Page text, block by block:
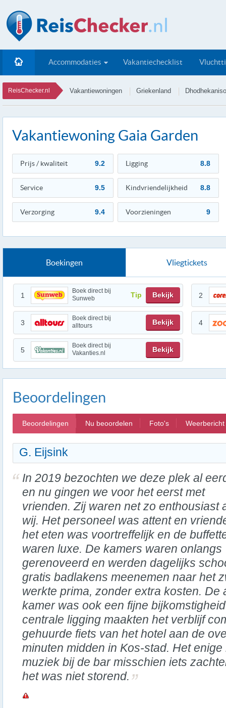
Accommodaties Vakantiechecklist
ReisChecker.nl Vakantiewoningen Griekenland
Vakantiewoning Gaia Garden
Prijs / kwaliteit 9.2 Ligging 8.8
Service 9.5 Kindvriendelijkheid 8.8
Verzorging 9.4 Voorzieningen 9
Boekingen Vliegtickets
1
Boek direct bij
Sunweb
Tip Bekijk 2
3
Boek direct bij
alltours
Bekijk 4
5
Boek direct bij
Vakanties.nl
Bekijk
Beoordelingen
Beoordelingen Nu beoordelen Foto's Weerbericht
G. Eijsink
In 2019 bezochten we deze plek al
en nu gingen we voor het eerst met
vrienden. Zij waren net zo enthousiast
wij. Het personeel was attent en
het eten was voortreffelijk en de
waren luxe. De kamers waren onlangs
gerenoveerd en werden dagelijks
gratis badlakens meenemen naar het
werkte prima, zonder extra kosten. De
kamer was ook een fijne
centrale ligging maakten het verblijf
gehuurde fiets van het hotel aan de
minuten midden in Kos-stad. Het
muziek bij de bar misschien iets
het was niet storend.